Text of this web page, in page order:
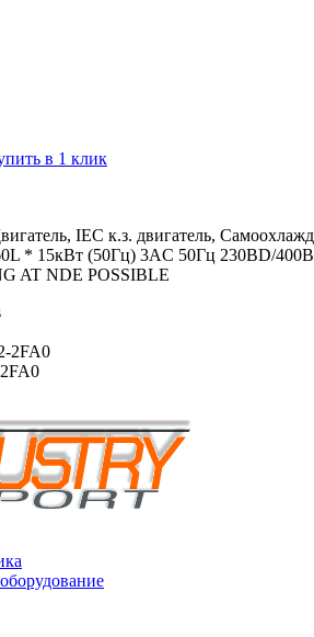
в 1 клик
IEC к.з. двигатель,
* 15кВт (50Гц) 3AC 50Гц 230ВD/
AT NDE POSSIBLE
2FA0